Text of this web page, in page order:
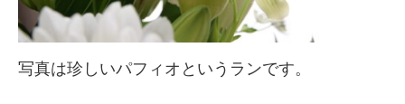
写真は珍しいパフィオというランです。